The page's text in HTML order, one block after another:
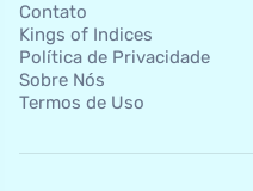
Contato
Kings of Indices
Política de Privacidade
Sobre Nós
Termos de Uso